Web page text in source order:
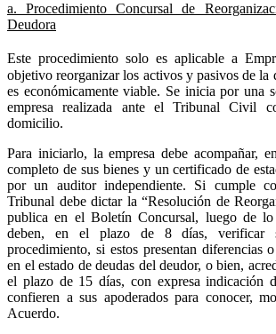
a. Procedimiento Concursal de
Deudora
Este procedimiento solo es aplicable a
objetivo reorganizar los activos y pasivos de la
es económicamente viable. Se inicia por una
empresa realizada ante el Tribunal Civil
domicilio.
Para iniciarlo, la empresa debe acompañar,
completo de sus bienes y un certificado de
por un auditor independiente. Si cumple
Tribunal debe dictar la “Resolución de
publica en el Boletín Concursal, luego de lo
deben, en el plazo de 8 días, verificar
procedimiento, si estos presentan diferencias
en el estado de deudas del deudor, o bien,
el plazo de 15 días, con expresa indicación
confieren a sus apoderados para conocer,
Acuerdo.